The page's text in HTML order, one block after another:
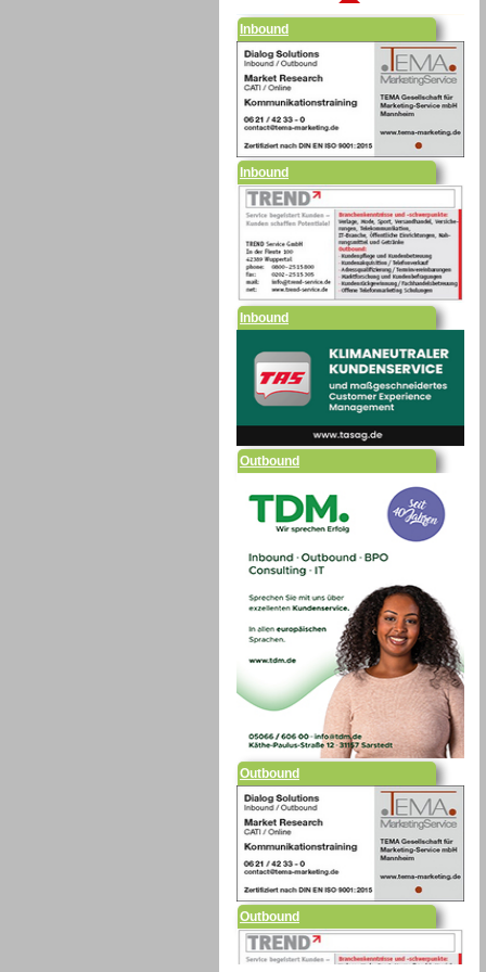
Inbound
Inbound
Outbound
Outbound